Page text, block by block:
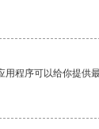
用程序可以给你提供